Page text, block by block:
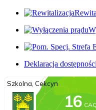
Deklaracja